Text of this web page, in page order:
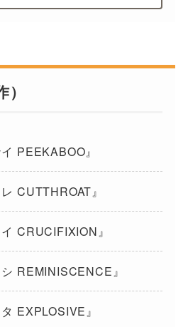
PEEKABOO』
CUTTHROAT』
CRUCIFIXION』
シ REMINISCENCE』
EXPLOSIVE』